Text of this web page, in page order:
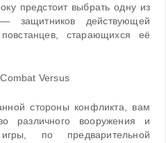
предстоит выбрать одну из
защитников действующей
старающихся её
стороны конфликта, вам
различного вооружения и
по предварительной